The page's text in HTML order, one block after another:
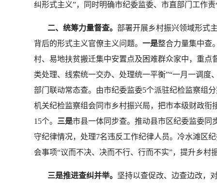
纠形式主义”，同时明确市纪委监委、市直部门工作
二、统筹力量督查。 部署开展乡村振兴领域形式
背后的形式主义官僚主义问题。 一是整合力量集中查
村、易地扶贫搬迁集中安置点及困难群众家中，重
类处理、线索统一交办、处理统一平衡”“一月一调
部门联动常态查。由市纪委监委5个派驻纪检监察组
机关纪检监察组会同市乡村振兴局，把市本级财政
15个。 三是市县一体同步查。推动县市区纪委监委同
守纪律情况，处理7名违反工作纪律人员。冷水滩区
会事项“议而不决、决而不行、行而不实”，提升乡
三是推进查纠并举。 坚持以查促改、边查边改，